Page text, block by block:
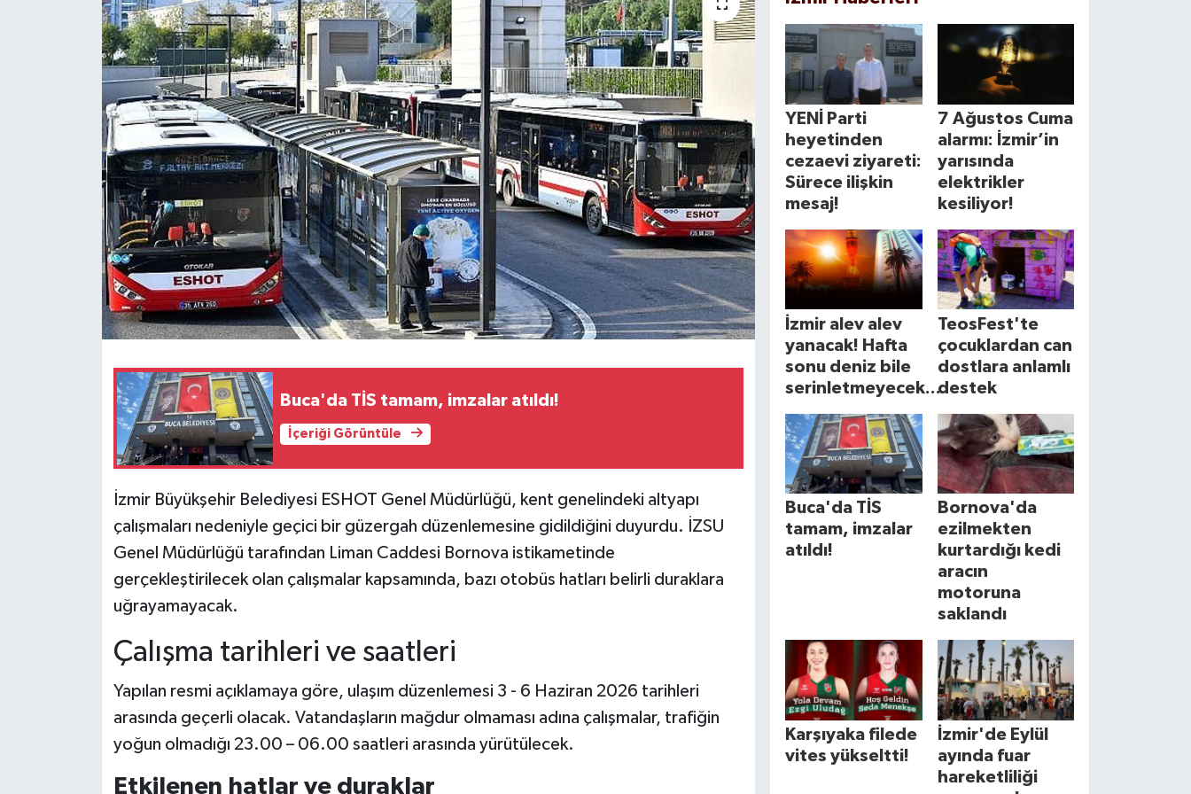
Buca'da TİS tamam, imzalar atıldı!
İçeriği Görüntüle
İzmir Büyükşehir Belediyesi ESHOT Genel Müdürlüğü, kent genelindeki altyapı
çalışmaları nedeniyle geçici bir güzergah düzenlemesine gidildiğini duyurdu. İZSU
Genel Müdürlüğü tarafından Liman Caddesi Bornova istikametinde
gerçekleştirilecek olan çalışmalar kapsamında, bazı otobüs hatları belirli duraklara
uğrayamayacak.
Çalışma tarihleri ve saatleri
Yapılan resmi açıklamaya göre, ulaşım düzenlemesi 3 - 6 Haziran 2026 tarihleri
arasında geçerli olacak. Vatandaşların mağdur olmaması adına çalışmalar, trafiğin
yoğun olmadığı 23.00 – 06.00 saatleri arasında yürütülecek.
Etkilenen hatlar ve duraklar
YENİ Parti
heyetinden
cezaevi ziyareti:
Sürece ilişkin
mesaj!
7 Ağustos Cuma
alarmı: İzmir’in
yarısında
elektrikler
kesiliyor!
İzmir alev alev
yanacak! Hafta
sonu deniz bile
serinletmeyecek...
TeosFest'te
çocuklardan can
dostlara anlamlı
destek
Buca'da TİS
tamam, imzalar
atıldı!
Bornova'da
ezilmekten
kurtardığı kedi
aracın
motoruna
saklandı
Karşıyaka filede
vites yükseltti!
İzmir'de Eylül
ayında fuar
hareketliliği
Teknoloji
Tatil ve Seyahat
Okul Gazetesi